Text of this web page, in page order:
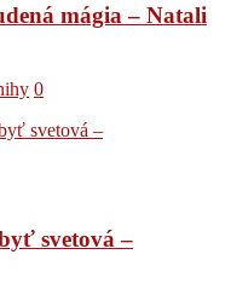
mágia – Natali
0
svetová –